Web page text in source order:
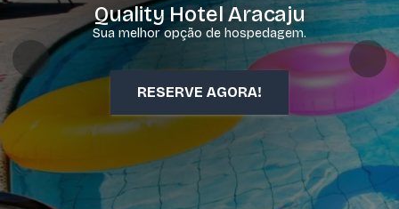
Quality Hotel Aracaju
Sua melhor opção de hospedagem.
RESERVE AGORA!